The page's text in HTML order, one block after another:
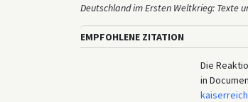
Deutschland imErsten Weltkrieg: Texte
EMPFOHLENE ZITATION
Die
in